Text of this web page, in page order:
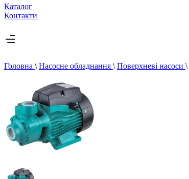
Каталог
Контакти
Головна \ Насосне обладнання \ Поверхневі насоси \